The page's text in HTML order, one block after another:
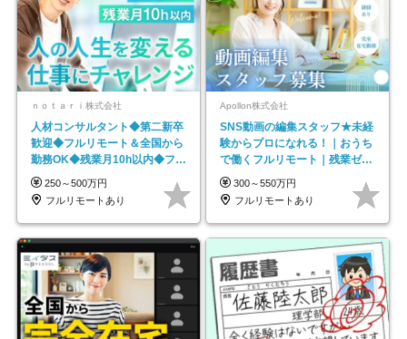
ｎｏｔａｒｉ株式会社
人材コンサルタント◆第二新卒
歓迎◆フルリモート＆全国から
勤務OK◆残業月10h以内◆フレ
ックス制
250～500万円
フルリモートあり
Apollon株式会社
SNS動画の編集スタッフ★未経
験からプロになれる！｜おうち
で働くフルリモート｜残業ゼロ
で18時退勤◎
300～550万円
フルリモートあり